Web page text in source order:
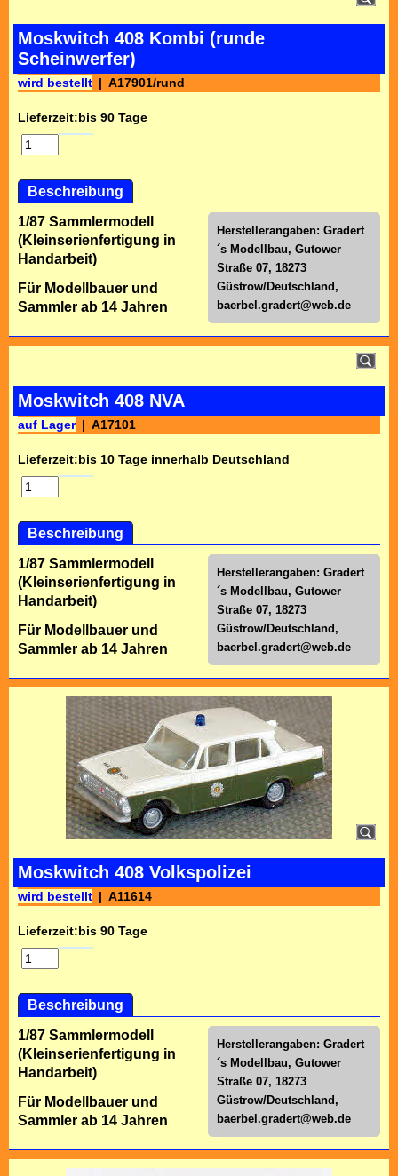
Moskwitch 408 Kombi (runde
Scheinwerfer)
wird bestellt A17901/rund
Lieferzeit:bis 90 Tage
Beschreibung
Herstellerangaben: Gradert
´s Modellbau, Gutower
Straße 07, 18273
Güstrow/Deutschland,
baerbel.gradert@web.de
1/87 Sammlermodell
(Kleinserienfertigung in
Handarbeit)
Für Modellbauer und
Sammler ab 14 Jahren
Moskwitch 408 NVA
auf Lager A17101
Lieferzeit:bis 10 Tage innerhalb Deutschland
Beschreibung
Herstellerangaben: Gradert
´s Modellbau, Gutower
Straße 07, 18273
Güstrow/Deutschland,
baerbel.gradert@web.de
1/87 Sammlermodell
(Kleinserienfertigung in
Handarbeit)
Für Modellbauer und
Sammler ab 14 Jahren
Moskwitch 408 Volkspolizei
wird bestellt A11614
Lieferzeit:bis 90 Tage
Beschreibung
Herstellerangaben: Gradert
´s Modellbau, Gutower
Straße 07, 18273
Güstrow/Deutschland,
baerbel.gradert@web.de
1/87 Sammlermodell
(Kleinserienfertigung in
Handarbeit)
Für Modellbauer und
Sammler ab 14 Jahren